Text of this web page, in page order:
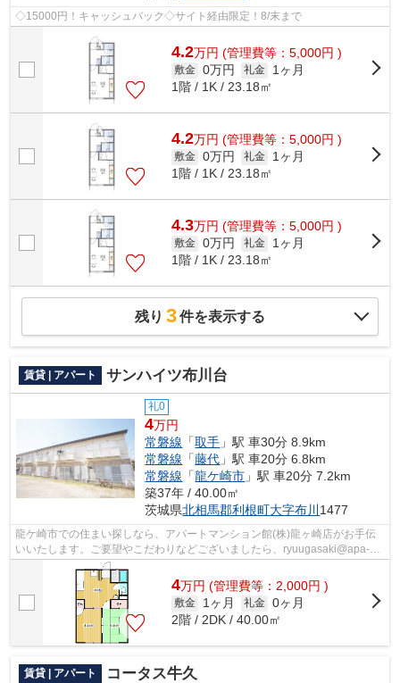
◇15000円！キャッシュバック◇サイト経由限定！8/末まで
4.2万円 (管理費等：5,000円 )
敷金 0万円 礼金
1ヶ月
1階 / 1K / 23.18㎡
4.2万円 (管理費等：5,000円 )
敷金 0万円 礼金
1ヶ月
1階 / 1K / 23.18㎡
4.3万円 (管理費等：5,000円 )
敷金 0万円 礼金
1ヶ月
1階 / 1K / 23.18㎡
残り 3件を表示する
賃貸 | アパート サンハイツ布川台
礼0
4万円
常磐線 「取手 」駅 車30分 8.9km
常磐線 「藤代 」駅 車20分 6.8km
常磐線 「龍ケ崎市 」駅 車20分 7.2km
築37年 / 40.00㎡
茨城県北相馬郡利根町大字布川1477
龍ケ崎市での住まい探しなら、アパートマンション館(株)龍ヶ崎店がお手伝
いいたします。ご要望やこだわりなどございましたら、ryuugasaki@apa-
to.co.jpにてお申し付け下さい。お部屋探...
4万円 (管理費等：2,000円 )
敷金 1ヶ月 礼金 0ヶ月
2階 / 2DK / 40.00㎡
賃貸 | アパート コータス牛久